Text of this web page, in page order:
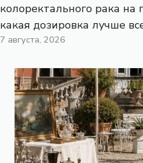
колоректального рака на
какая дозировка лучше
7 августа, 2026